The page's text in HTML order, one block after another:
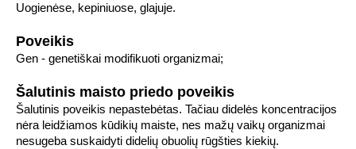
Uogienėse, kepiniuose, glajuje.
Poveikis
Gen - genetiškai modifikuoti organizmai;
Šalutinis maisto priedo poveikis
Šalutinis poveikis nepastebėtas. Tačiau didelės koncentracijos
nėra leidžiamos kūdikių maiste, nes mažų vaikų organizmai
nesugeba suskaidyti didelių obuolių rūgšties kiekių.